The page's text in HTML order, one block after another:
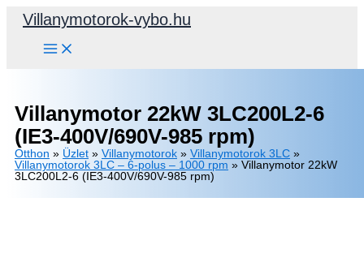
SkipVillanymotorok-vybo.hu
Villanymotor 22kW 3LC200L2-6
(IE3-400V/690V-985 rpm)
Otthon » Üzlet » Villanymotorok » Villanymotorok 3LC »
Villanymotorok 3LC – 6-polus – 1000 rpm » Villanymotor 22kW
3LC200L2-6 (IE3-400V/690V-985 rpm)